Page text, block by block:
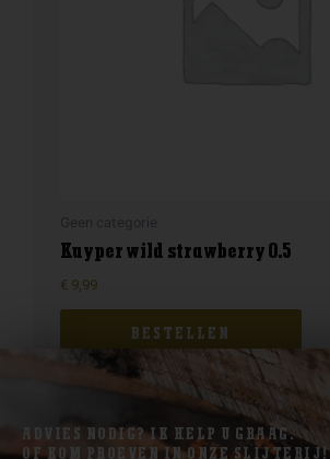
Kuyper wild strawberry 0.5
€ 9,99
BESTELLEN
ADVIES NODIG? IK HELP U GRAAG.
OF KOM PROEVEN IN ONZE SLIJTERIJ!